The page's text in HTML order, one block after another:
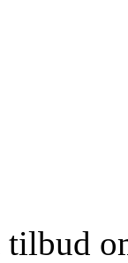
tilbud